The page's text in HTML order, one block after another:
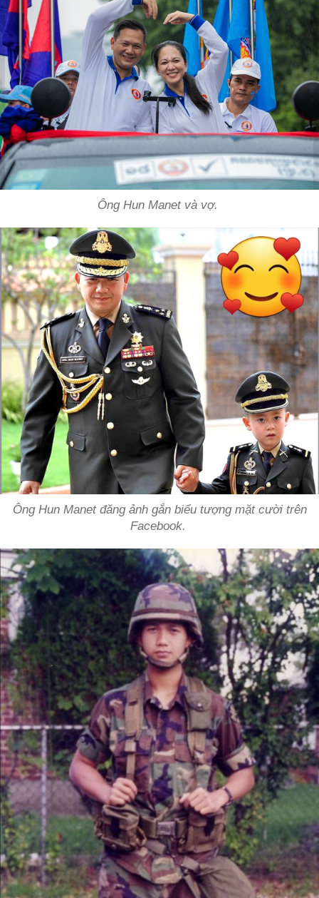
Ông Hun Manet và vợ.
Ông Hun Manet đăng ảnh gắn biểu tượng mặt cười trên
Facebook.